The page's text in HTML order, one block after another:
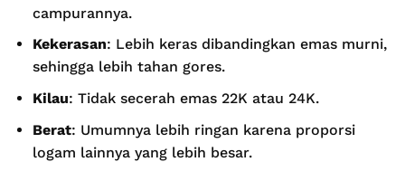
campurannya.
Kekerasan: Lebih keras dibandingkan emas murni,
sehingga lebih tahan gores.
Kilau: Tidak secerah emas 22K atau 24K.
Berat: Umumnya lebih ringan karena proporsi
logam lainnya yang lebih besar.